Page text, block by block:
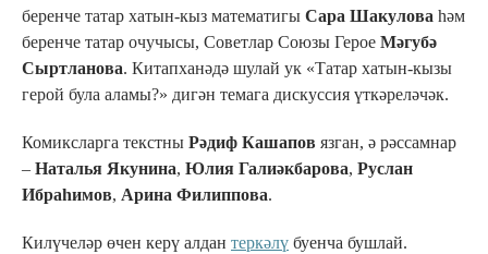
беренче татар хатын-кыз математигы Сара Шакулова һәм
беренче татар очучысы, Советлар Союзы Герое Мәгубә
Сыртланова. Китапханәдә шулай ук «Татар хатын-кызы
герой була аламы?» дигән темага дискуссия үткәреләчәк.
Комиксларга текстны Рәдиф Кашапов язган, ә рәссамнар
– Наталья Якунина, Юлия Галиәкбарова, Руслан
Ибраһимов, Арина Филиппова.
Килүчеләр өчен керү алдан теркәлү буенча бушлай.